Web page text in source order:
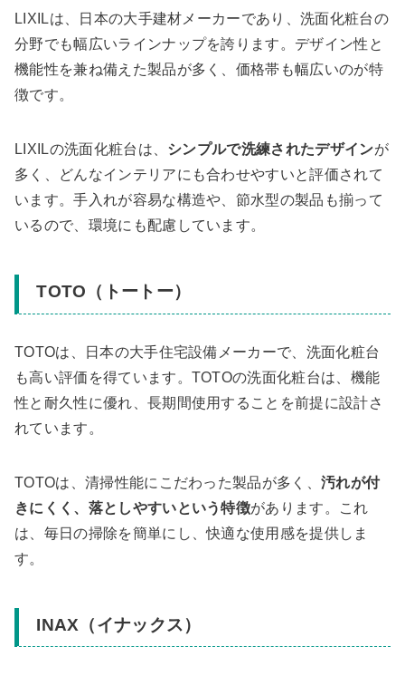
LIXILは、日本の大手建材メーカーであり、洗面化粧台の
分野でも幅広いラインナップを誇ります。デザイン性と
機能性を兼ね備えた製品が多く、価格帯も幅広いのが特
徴です。
LIXILの洗面化粧台は、 シンプルで洗練されたデザインが
多く、どんなインテリアにも合わせやすいと評価されて
います。手入れが容易な構造や、節水型の製品も揃って
いるので、環境にも配慮しています。
TOTO（トートー）
TOTOは、日本の大手住宅設備メーカーで、洗面化粧台
も高い評価を得ています。TOTOの洗面化粧台は、機能
性と耐久性に優れ、長期間使用することを前提に設計さ
れています。
TOTOは、清掃性能にこだわった製品が多く、汚れが付
きにくく、落としやすいという特徴があります。これ
は、毎日の掃除を簡単にし、快適な使用感を提供しま
す。
INAX（イナックス）